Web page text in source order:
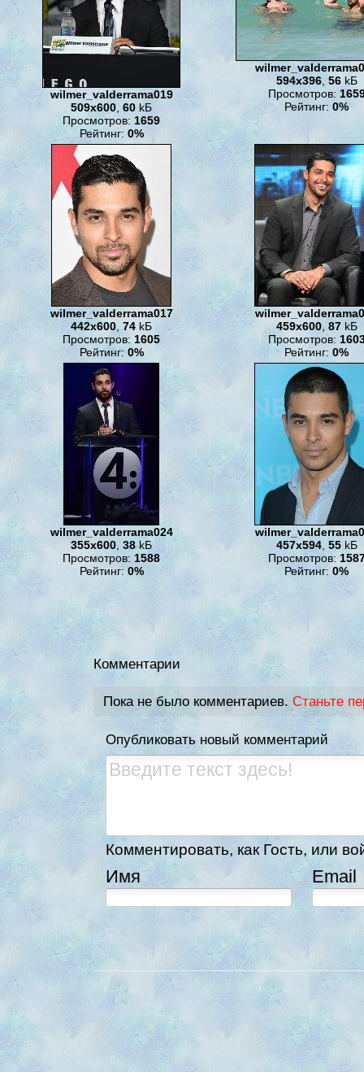
wilmer_valderrama019
509x600 60 kБ
Просмотров: 1659
Рейтинг: 0%
594x396,56kБ
Просмотров:
Рейтинг: 0%
wilmer_valderrama017
442x600 74 kБ
Просмотров: 1605
Рейтинг:0%
459x600, 87kБ
Просмотров:
Рейтинг: 0%
wilmer_valderrama024
355x600 ,38kБ
Просмотров: 1588
Рейтинг:0%
457x594, 55kБ
Просмотров:
Рейтинг: 0%
Комментарии
Пока не было комментариев. Станьте
Опубликовать новый комментарий
Комментировать, как Гость, или
Имя Email